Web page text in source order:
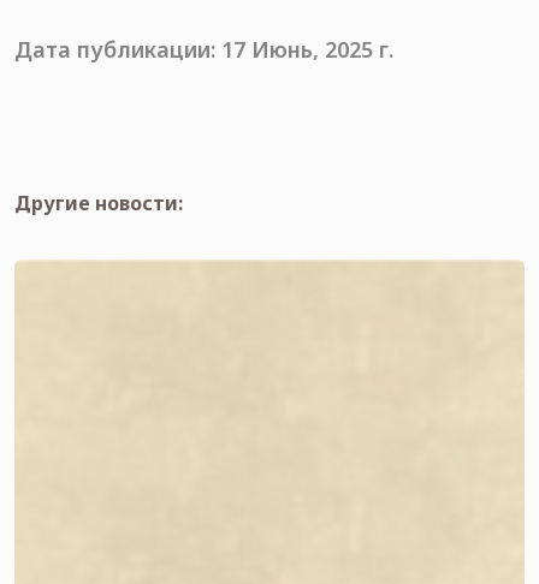
Дата публикации: 17 Июнь, 2025 г.
Другие новости: